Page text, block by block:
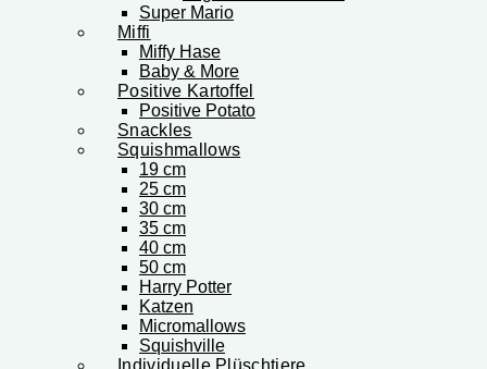
Super Mario
Miffi
Miffy Hase
Baby & More
Positive Kartoffel
Positive Potato
Snackles
Squishmallows
19 cm
25 cm
30 cm
35 cm
40 cm
50 cm
Harry Potter
Katzen
Micromallows
Squishville
Individuelle Plüschtiere